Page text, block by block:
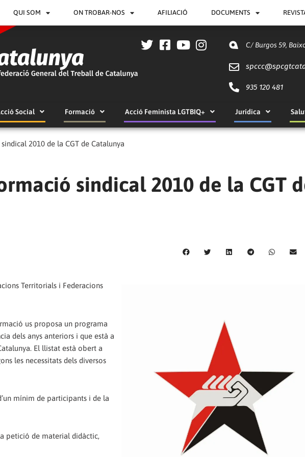
QUI SOM ON TROBAR-NOS AFILIACIÓ DOCUMENTS
C/ Burgos 59,
spccc@
935 120 481
Social Formació Acció Feminista LGTBIQ+ Jurídica
2010 de la CGT de Catalunya
sindical 2010 de la CGT
Territorials i Federacions
us proposa un programa
dels anys anteriors i que està a
El llistat està obert a
les necessitats dels diversos
mínim de participants i de la
petició de material didàctic,